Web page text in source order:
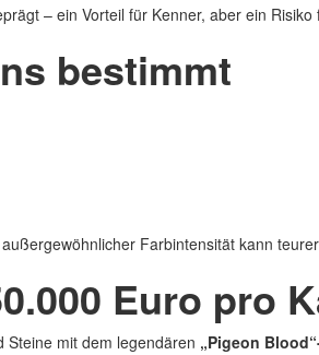
– ein Vorteil für Kenner, aber ein
bestimmt
Farbintensität kann
Euro pro
Steine mit dem legendären „Pigeon